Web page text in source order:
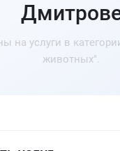
на услуги в
животных".